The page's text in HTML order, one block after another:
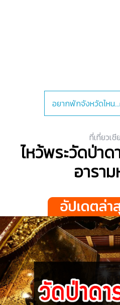
ที่เที่ยวเชี
ไหว้พระวัดป่า
อารา